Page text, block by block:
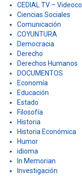
CEDIAL TV –
Ciencias Sociales
Comunicación
COYUNTURA
Democracia
Derecho
Derechos Humanos
DOCUMENTOS
Economía
Educación
Estado
Filosofía
Historia
Historia Económica
Humor
idioma
In Memorian
Investigación